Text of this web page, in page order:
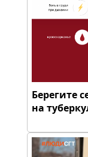
Берегите
на